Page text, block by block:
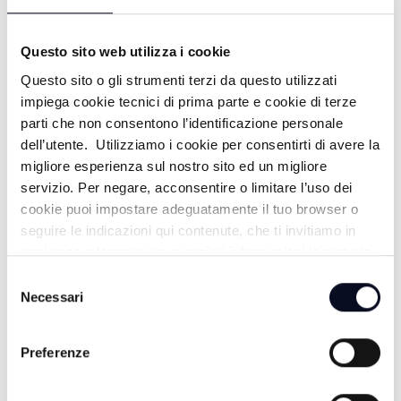
Questo sito web utilizza i cookie
Questo sito o gli strumenti terzi da questo utilizzati
impiega cookie tecnici di prima parte e cookie di terze
parti che non consentono l’identificazione personale
dell’utente. Utilizziamo i cookie per consentirti di avere la
migliore esperienza sul nostro sito ed un migliore
servizio. Per negare, acconsentire o limitare l’uso dei
cookie puoi impostare adeguatamente il tuo browser o
seguire le indicazioni qui contenute, che ti invitiamo in
ogni caso a leggere per maggiori informazioni in materia
delNecessari
Preferenze
PUNTA MARINA: PUNTA ALL'ARTE -
18/07/2026
22 GIORNI FA
M. MARITTIMA: NUOVA CLUB HOUSE
- 16/07/2026